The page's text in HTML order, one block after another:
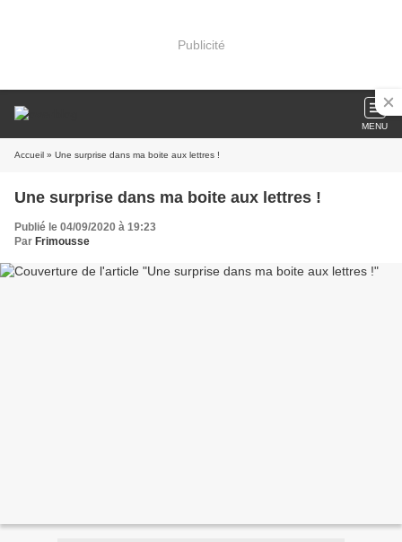
Publicité
MENU
Accueil » Une surprise dans ma boite aux lettres !
Une surprise dans ma boite aux lettres !
Publié le 04/09/2020 à 19:23
Par Frimousse